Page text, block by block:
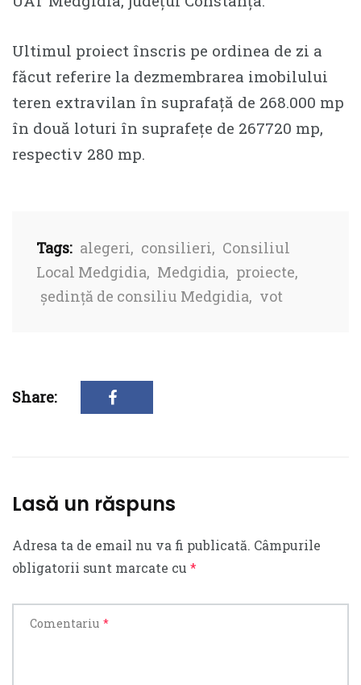
Ultimul proiect înscris pe ordinea de zi a
făcut referire la dezmembrarea imobilului
teren extravilan în suprafață de 268.000 mp
în două loturi în suprafețe de 267720 mp,
respectiv 280 mp.
Tags: alegeri, consilieri, Consiliul
Local Medgidia, Medgidia, proiecte,
ședință de consiliu Medgidia, vot
Share:
Lasă un răspuns
Adresa ta de email nu va fi publicată. Câmpurile
obligatorii sunt marcate cu *
Comentariu *